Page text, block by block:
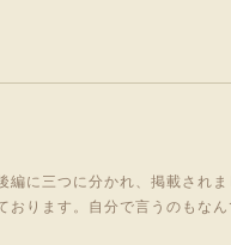
に三つに分かれ、掲載され
ります。自分で言うのもな